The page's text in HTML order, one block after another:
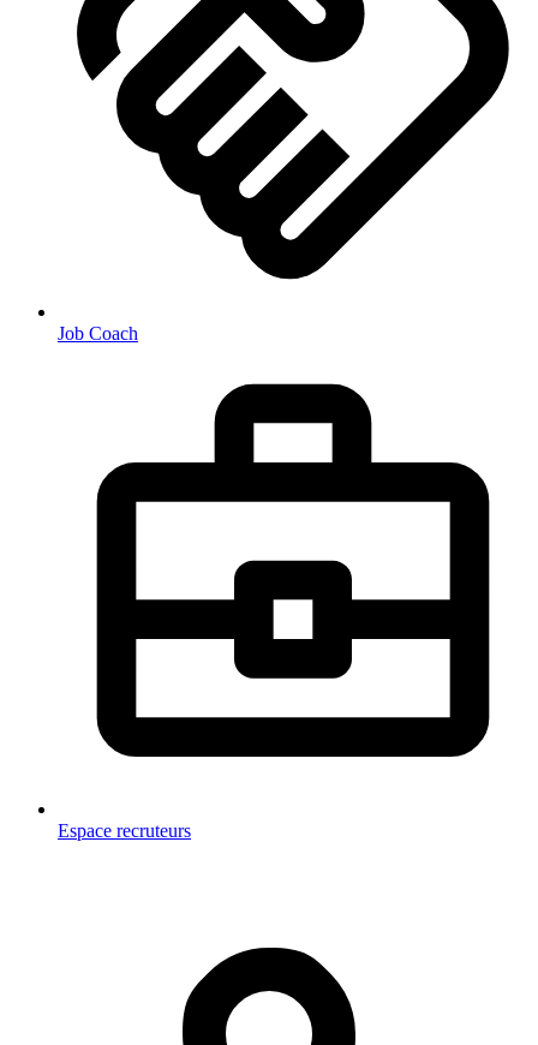
Job Coach
Espace recruteurs